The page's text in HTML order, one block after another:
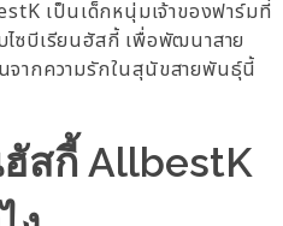
เป็นเด็กหนุ่มเจ้าของฟาร์มที่
ซบีเรียนฮัสกี้ เพื่อพัฒนาสาย
ากความรักในสุนัขสายพันธุ์นี้
สกี้ AllbestK